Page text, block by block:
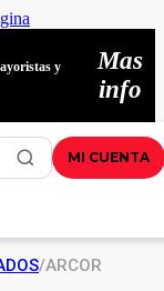
y
Mas
info
MI CUENTA
/ARCOR